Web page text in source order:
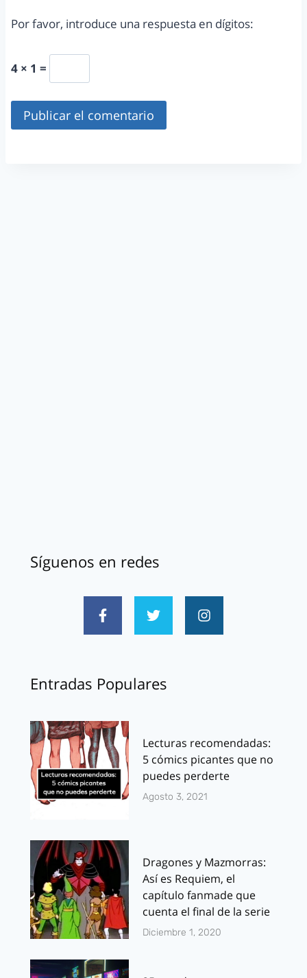
Por favor, introduce una respuesta en dígitos:
4 × 1 =
Síguenos en redes
Entradas Populares
Lecturas recomendadas:
5 cómics picantes que no
puedes perderte
Agosto 3, 2021
Dragones y Mazmorras:
Así es Requiem, el
capítulo fanmade que
cuenta el final de la serie
Diciembre 1, 2020